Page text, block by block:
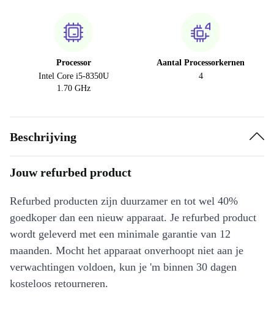
Processor
Intel Core i5-8350U
1.70 GHz
Aantal Processorkernen
4
Beschrijving
Jouw refurbed product
Refurbed producten zijn duurzamer en tot wel 40%
goedkoper dan een nieuw apparaat. Je refurbed product
wordt geleverd met een minimale garantie van 12
maanden. Mocht het apparaat onverhoopt niet aan je
verwachtingen voldoen, kun je 'm binnen 30 dagen
kosteloos retourneren.